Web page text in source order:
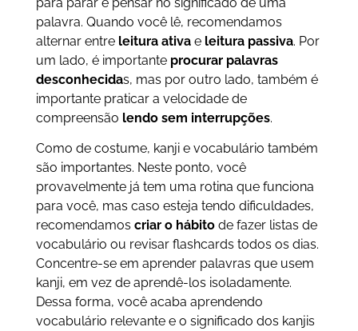
palavra. Quando você lê, recomendamos
alternar entre leitura ativae leitura passiva. Por
um lado, é importante procurar palavras
desconhecidas, mas por outro lado, também é
importante praticar a velocidade de
compreensão lendo sem interrupções.
Como de costume, kanji e vocabulário também
são importantes. Neste ponto, você
provavelmente já tem uma rotina que funciona
para você, mas caso esteja tendo dificuldades,
recomendamos criar o hábitode fazer listas de
vocabulário ou revisar flashcards todos os dias.
Concentre-se em aprender palavras que usem
kanji, em vez de aprendê-los isoladamente.
Dessa forma, você acaba aprendendo
vocabulário relevante e o significado dos kanjis